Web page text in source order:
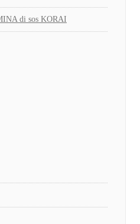
di sos KORAI